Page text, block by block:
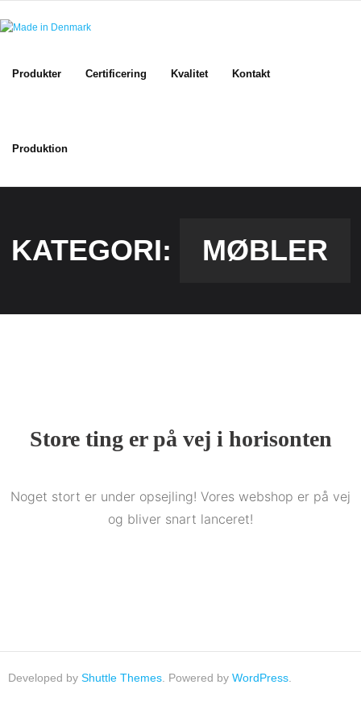
to
Produkter Certificering Kvalitet Kontakt
Produktion
KATEGORI: MØBLER
Store ting er på vej i horisonten
Noget stort er under opsejling! Vores webshop er på vej
og bliver snart lanceret!
Developed by Shuttle Themes. Powered by WordPress.